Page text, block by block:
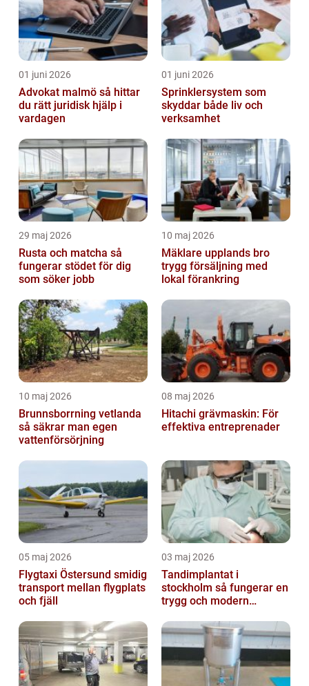
01 juni 2026
Advokat malmö så hittar
du rätt juridisk hjälp i
vardagen
01 juni 2026
Sprinklersystem som
skyddar både liv och
verksamhet
29 maj 2026
Rusta och matcha så
fungerar stödet för dig
som söker jobb
10 maj 2026
Mäklare upplands bro
trygg försäljning med
lokal förankring
10 maj 2026
Brunnsborrning vetlanda
så säkrar man egen
vattenförsörjning
08 maj 2026
Hitachi grävmaskin: För
effektiva entreprenader
05 maj 2026
Flygtaxi Östersund smidig
transport mellan flygplats
och fjäll
03 maj 2026
Tandimplantat i
stockholm så fungerar en
trygg och modern